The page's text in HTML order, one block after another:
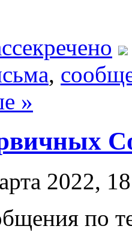
,
»
2022,
по